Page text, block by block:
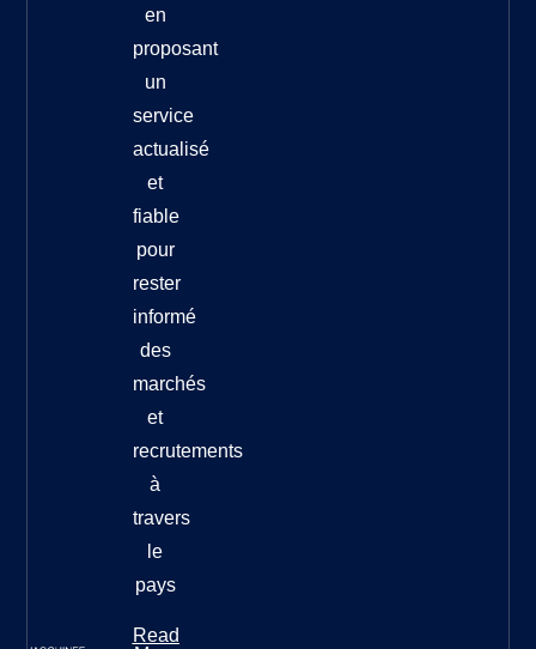
en
proposant
un
service
actualisé
et
fiable
pour
rester
informé
des
marchés
et
recrutements
à
travers
le
pays
Read